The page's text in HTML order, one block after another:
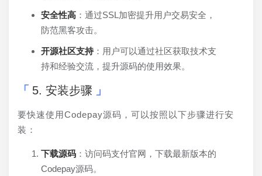
安全性高 ：通过SSL加密提升用户交易安全，
防范黑客攻击。
开源社区支持：用户可以通过社区获取技术支
持和经验交流，提升源码的使用效果。
5. 安装步骤
要快速使用Codepay源码，可以按照以下步骤进行安
装：
下载源码 ：访问码支付官网，下载最新版本的
Codepay源码。